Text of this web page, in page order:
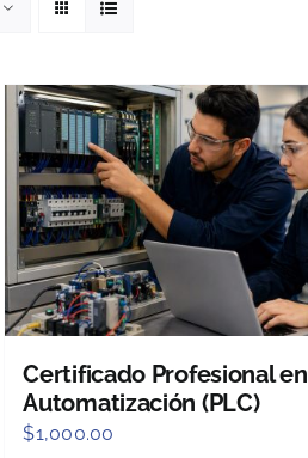
Certificado Profesional en
Automatización (PLC)
$1,000.00